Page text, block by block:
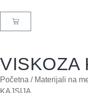
VISKOZA
Početna / Materijali na